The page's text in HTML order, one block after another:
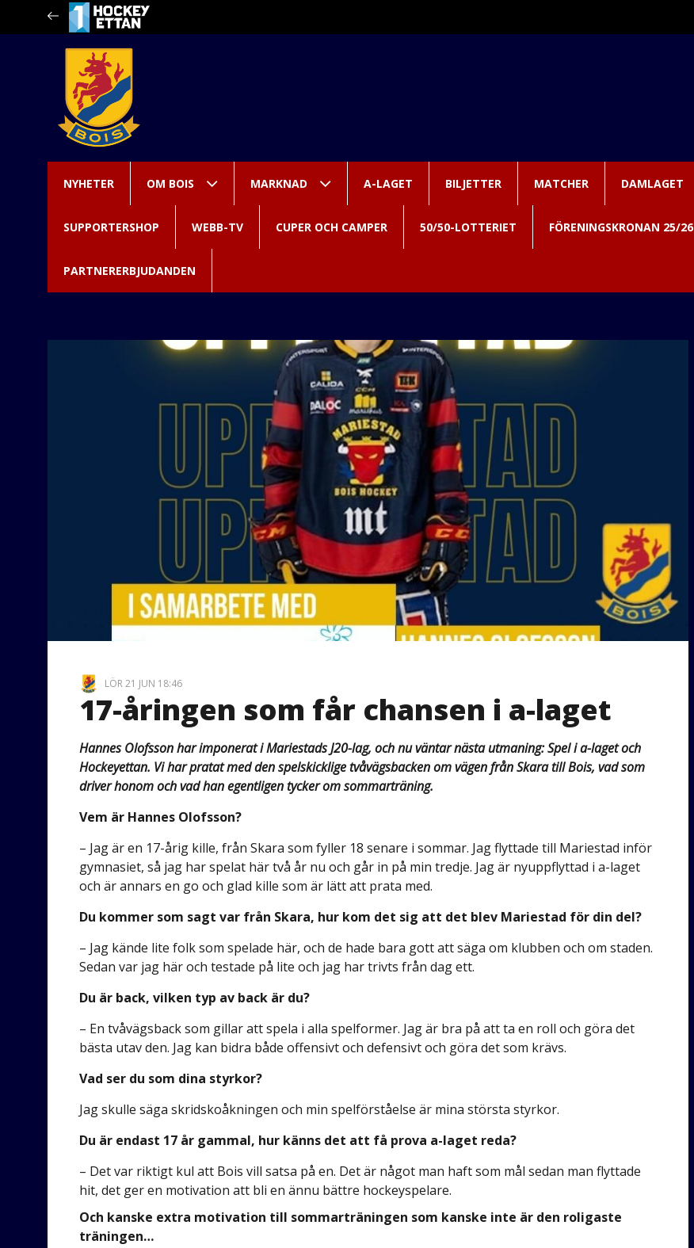
NYHETER OM BOIS MARKNAD A-LAGET BILJETTER MATCHER DAMLAGET
SUPPORTERSHOP WEBB-TV CUPER OCH CAMPER 50/50-LOTTERIET FÖRENINGSKRONAN 25/26
PARTNERERBJUDANDEN
LÖR 21 JUN 18:46
17-åringen som får chansen i a-laget
Hannes Olofsson har imponerat i Mariestads J20-lag, och nu väntar nästa utmaning: Spel i a-laget och
Hockeyettan. Vi har pratat med den spelskicklige tvåvägsbacken om vägen från Skara till Bois, vad som
driver honom och vad han egentligen tycker om sommarträning.
Vem är Hannes Olofsson?
– Jag är en 17-årig kille, från Skara som fyller 18 senare i sommar. Jag flyttade till Mariestad inför
gymnasiet, så jag har spelat här två år nu och går in på min tredje. Jag är nyuppflyttad i a-laget
och är annars en go och glad kille som är lätt att prata med.
Du kommer som sagt var från Skara, hur kom det sig att det blev Mariestad för din del?
– Jag kände lite folk som spelade här, och de hade bara gott att säga om klubben och om staden.
Sedan var jag här och testade på lite och jag har trivts från dag ett.
Du är back, vilken typ av back är du?
– En tvåvägsback som gillar att spela i alla spelformer. Jag är bra på att ta en roll och göra det
bästa utav den. Jag kan bidra både offensivt och defensivt och göra det som krävs.
Vad ser du som dina styrkor?
Jag skulle säga skridskoåkningen och min spelförståelse är mina största styrkor.
Du är endast 17 år gammal, hur känns det att få prova a-laget reda?
– Det var riktigt kul att Bois vill satsa på en. Det är något man haft som mål sedan man flyttade
hit, det ger en motivation att bli en ännu bättre hockeyspelare.
Och kanske extra motivation till sommarträningen som kanske inte är den roligaste
träningen…